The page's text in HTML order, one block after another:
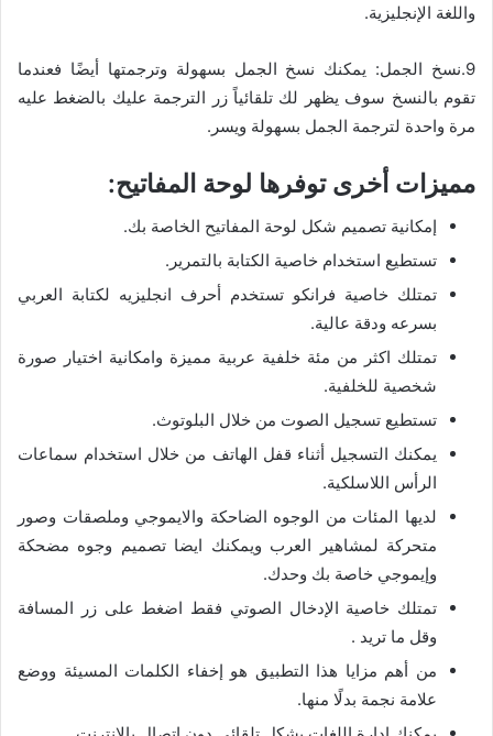
واللغة الإنجليزية.
9.نسخ الجمل: يمكنك نسخ الجمل بسهولة وترجمتها أيضًا فعندما
تقوم بالنسخ سوف يظهر لك تلقائياً زر الترجمة عليك بالضغط عليه
مرة واحدة لترجمة الجمل بسهولة ويسر.
مميزات أخرى توفرها لوحة المفاتيح:
إمكانية تصميم شكل لوحة المفاتيح الخاصة بك.
تستطيع استخدام خاصية الكتابة بالتمرير.
تمتلك خاصية فرانكو تستخدم أحرف انجليزيه لكتابة العربي
بسرعه ودقة عالية.
تمتلك اكثر من مئة خلفية عربية مميزة وامكانية اختيار صورة
شخصية للخلفية.
تستطيع تسجيل الصوت من خلال البلوتوث.
يمكنك التسجيل أثناء قفل الهاتف من خلال استخدام سماعات
الرأس اللاسلكية.
لديها المئات من الوجوه الضاحكة والايموجي وملصقات وصور
متحركة لمشاهير العرب ويمكنك ايضا تصميم وجوه مضحكة
وإيموجي خاصة بك وحدك.
تمتلك خاصية الإدخال الصوتي فقط اضغط على زر المسافة
وقل ما تريد .
من أهم مزايا هذا التطبيق هو إخفاء الكلمات المسيئة ووضع
علامة نجمة بدلًا منها.